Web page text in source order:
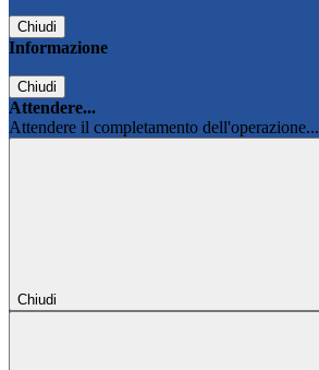
Chiudi
Informazione
Chiudi
Attendere...
Attendere il completamento dell'operazione...
Chiudi